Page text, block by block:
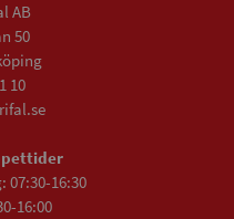
AB
50
10
07:30-16:30
16:00